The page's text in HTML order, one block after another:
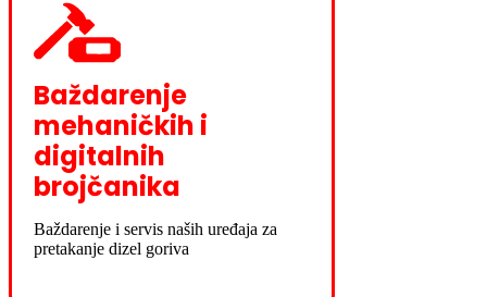
Baždarenje
mehaničkih i
digitalnih
brojčanika
Baždarenje i servis naših uređaja za
pretakanje dizel goriva